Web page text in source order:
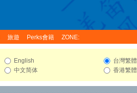
旅遊 Perks會籍 ZONE:
English
中文简体
台灣繁體
香港繁體